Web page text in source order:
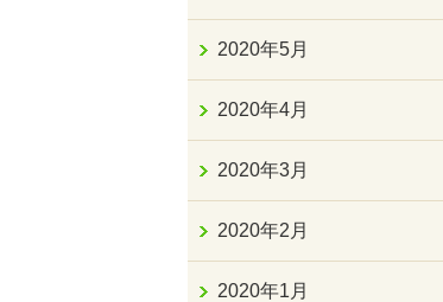
2020年5月
2020年4月
2020年3月
2020年2月
2020年1月